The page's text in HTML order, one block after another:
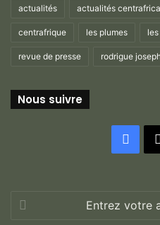
actualités actualités
centrafrique les plumes
revue de presse rodrigue
Nous suivre
votre